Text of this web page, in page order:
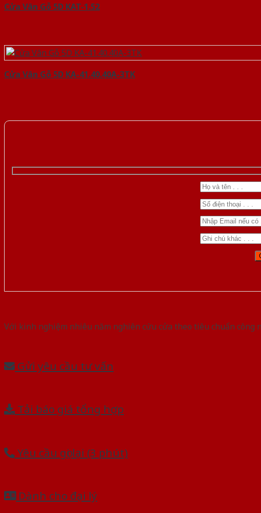
Cửa Vân Gỗ 5D KAT-1.52
Cửa Vân Gỗ 5D KA-41.40.40A-3TK
Với kinh nghiệm nhiêu năm nghiên cứu cửa theo tiêu chuẩn công
Gửi yêu cầu tư vấn
Tải báo giá tổng hợp
Yêu cầu gọi lại (3 phút)
Dành cho đại lý